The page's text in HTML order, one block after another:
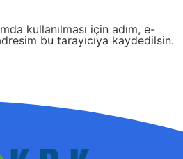
kullanılması için adım, e-
bu tarayıcıya kaydedilsin.